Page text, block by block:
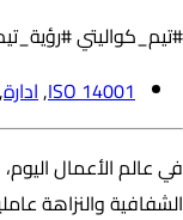
#تيم_كواليتي
ISO 14001
,ادارة,
في عالم الأعمال
الشفافية والنزاهة